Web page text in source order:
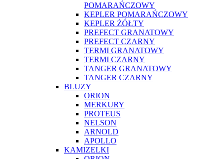
POMARAŃCZOWY
KEPLER POMARAŃCZOWY
KEPLER ŻÓŁTY
PREFECT GRANATOWY
PREFECT CZARNY
TERMI GRANATOWY
TERMI CZARNY
TANGER GRANATOWY
TANGER CZARNY
BLUZY
ORION
MERKURY
PROTEUS
NELSON
ARNOLD
APOLLO
KAMIZELKI